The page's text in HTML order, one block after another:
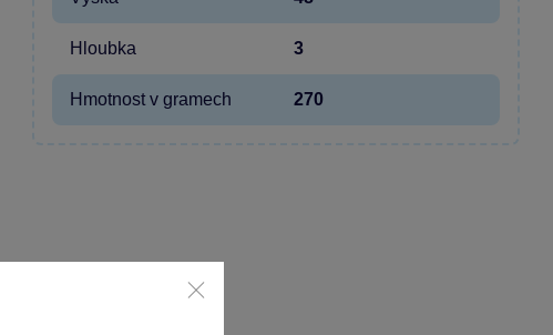
Hloubka 3
Hmotnost v gramech 270